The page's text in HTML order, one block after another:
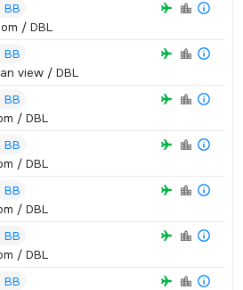
BB
/ DBL
BB
view / DBL
BB
/ DBL
BB
/ DBL
BB
/ DBL
BB
/ DBL
BB